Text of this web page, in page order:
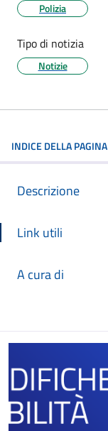
Polizia
Tipo di notizia
Notizie
INDICE DELLA PAGINA
Descrizione
Link utili
A cura di